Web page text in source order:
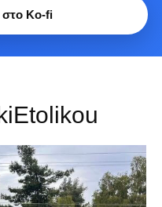
στο Ko-fi